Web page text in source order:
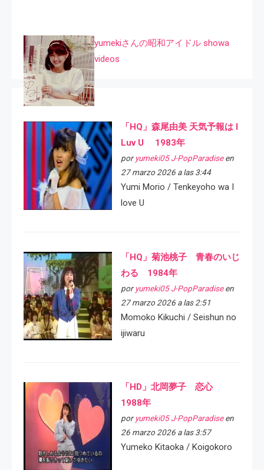
yumekiさんの昭和アイドル showa
videos
「HQ」森尾由美 天気予報は I
Luv U 1983年
por yumeki05 J-PopParadiseen
27 marzo 2026 a las 3:44
Yumi Morio / Tenkeyoho wa I
love U
「HQ」菊池桃子 青春のいじ
わる 1984年
por yumeki05 J-PopParadiseen
27 marzo 2026 a las 2:51
Momoko Kikuchi / Seishun no
ijiwaru
「HD」北岡夢子 恋心
1988年
por yumeki05 J-PopParadiseen
26 marzo 2026 a las 3:57
Yumeko Kitaoka / Koigokoro